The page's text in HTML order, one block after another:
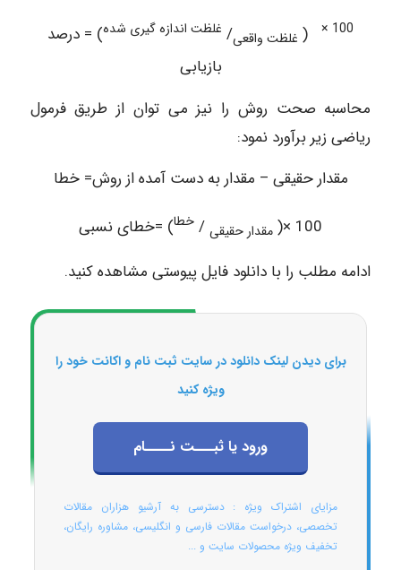
100 ×
( غلظت واقعی/ غلظت اندازه گیری شده) = درصد
بازیابی
محاسبه صحت روش را نیز می توان از طریق فرمول
ریاضی زیر برآورد نمود:
مقدار حقیقی – مقدار به دست آمده از روش= خطا
100 ×(
مقدار حقیقی / خطا) =خطای نسبی
ادامه مطلب را با دانلود فایل پیوستی مشاهده کنید.
برای دیدن لینک دانلود در سایت ثبت نام و اکانت خود را
ویژه کنید
ورود یا ثبـــت نــــام
مزایای اشتراک ویژه : دسترسی به آرشیو هزاران مقالات
تخصصی، درخواست مقالات فارسی و انگلیسی، مشاوره رایگان،
تخفیف ویژه محصولات سایت و ...